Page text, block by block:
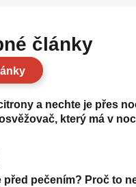
články
a nechte je přes
který má v
před pečením? Proč to